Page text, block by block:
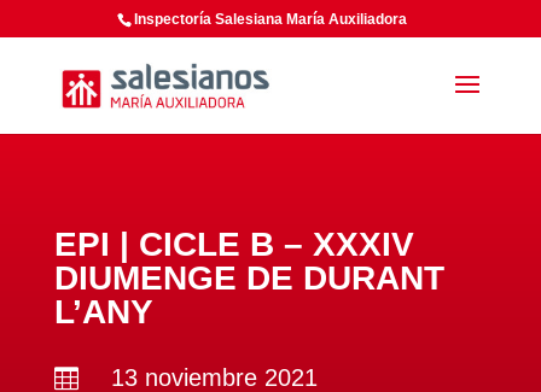
Inspectoría Salesiana María Auxiliadora
EPI | CICLE B – XXXIV
DIUMENGE DE DURANT
L’ANY
 13 noviembre 2021